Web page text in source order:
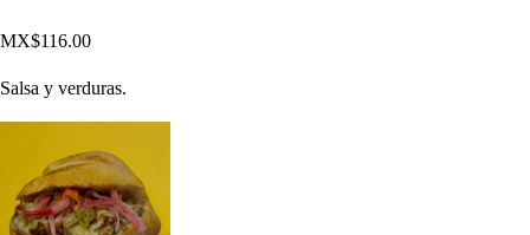
MX$116.00
Salsa y verduras.